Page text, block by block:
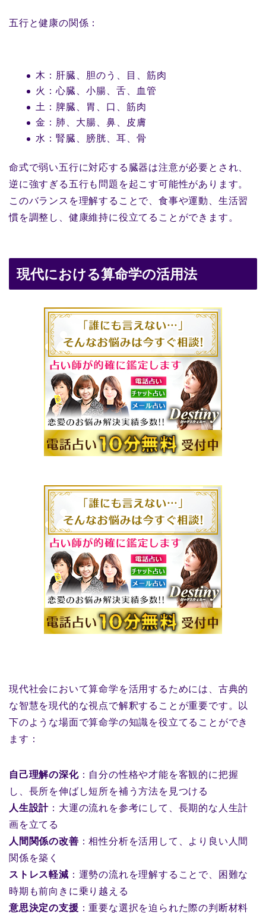
五行と健康の関係：
木：肝臓、胆のう、目、筋肉
火：心臓、小腸、舌、血管
土：脾臓、胃、口、筋肉
金：肺、大腸、鼻、皮膚
水：腎臓、膀胱、耳、骨
命式で弱い五行に対応する臓器は注意が必要とされ、
逆に強すぎる五行も問題を起こす可能性があります。
このバランスを理解することで、食事や運動、生活習
慣を調整し、健康維持に役立てることができます。
現代における算命学の活用法
現代社会において算命学を活用するためには、古典的
な智慧を現代的な視点で解釈することが重要です。以
下のような場面で算命学の知識を役立てることができ
ます：
自己理解の深化：自分の性格や才能を客観的に把握
し、長所を伸ばし短所を補う方法を見つける
人生設計 ：大運の流れを参考にして、長期的な人生計
画を立てる
人間関係の改善 ：相性分析を活用して、より良い人間
関係を築く
ストレス軽減 ：運勢の流れを理解することで、困難な
時期も前向きに乗り越える
意思決定の支援 ：重要な選択を迫られた際の判断材料